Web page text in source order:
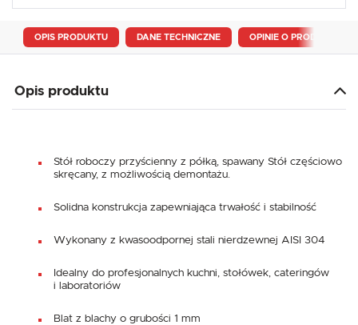
OPIS PRODUKTU DANE TECHNICZNE OPINIE O PRODUKCIE
Opis produktu
Stół roboczy przyścienny z półką, spawany Stół częściowo
skręcany, z możliwością demontażu.
Solidna konstrukcja zapewniająca trwałość i stabilność
Wykonany z kwasoodpornej stali nierdzewnej AISI 304
Idealny do profesjonalnych kuchni, stołówek, cateringów
i laboratoriów
Blat z blachy o grubości 1 mm